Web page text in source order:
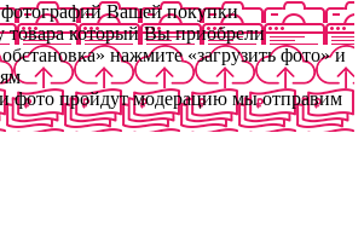
фотографий Вашей покупки
товара который Вы приобрели
нажмите «загрузить фото» и
фото пройдут модерацию мы отправим